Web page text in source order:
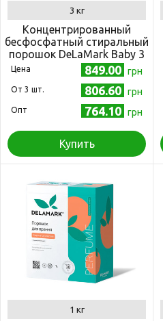
3 кг
Концентрированный
бесфосфатный стиральный
порошок DeLaMark Baby 3
кг
Цена 849.00 грн
Oт 3 шт. 806.60 грн
Опт 764.10 грн
Купить
1 кг